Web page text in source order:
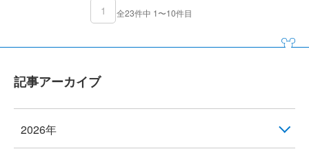
1 全23件中 1〜10件目
記事アーカイブ
2026年